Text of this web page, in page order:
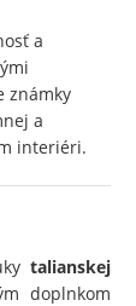
a
známky
a
interiéri.
talianskej
doplnkom